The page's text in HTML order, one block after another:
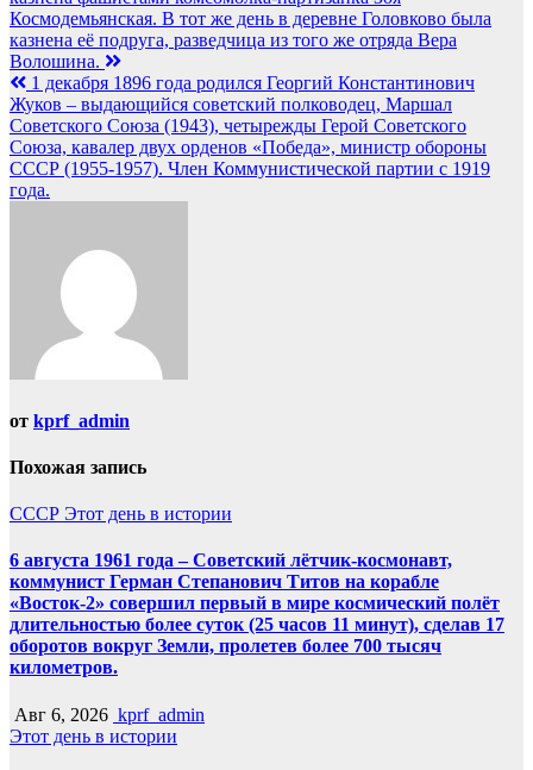
по
записям
Космодемьянская. В тот же день в деревне Головково была
казнена её подруга, разведчица из того же отряда Вера
Волошина.
1 декабря 1896 года родился Георгий Константинович
Жуков – выдающийся советский полководец, Маршал
Советского Союза (1943), четырежды Герой Советского
Союза, кавалер двух орденов «Победа», министр обороны
СССР (1955-1957). Член Коммунистической партии с 1919
года.
от kprf_admin
Похожая запись
СССР Этот день в истории
6 августа 1961 года – Советский лётчик-космонавт,
коммунист Герман Степанович Титов на корабле
«Восток-2» совершил первый в мире космический полёт
длительностью более суток (25 часов 11 минут), сделав 17
оборотов вокруг Земли, пролетев более 700 тысяч
километров.
Авг 6, 2026 kprf_admin
Этот день в истории